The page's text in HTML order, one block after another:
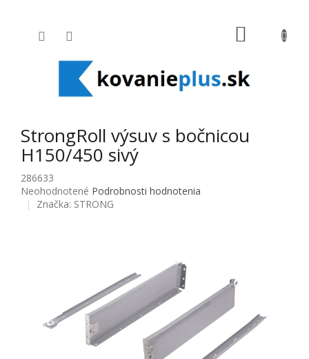
StrongRoll výsuv s bočnicou
H150/450 sivý
286633
Priemerné hodnotenie produktu je 0,0 z 5 hviezdičiek.
Neohodnotené Podrobnosti hodnotenia
Značka: STRONG